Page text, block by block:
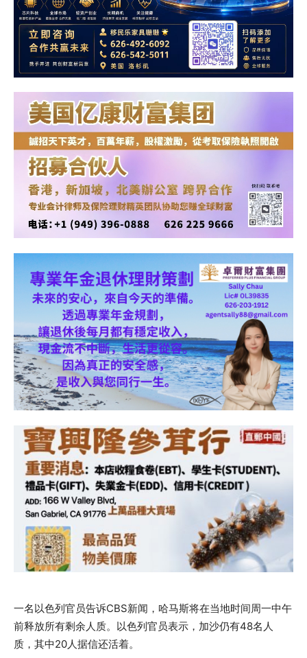
一名以色列官员告诉CBS新闻，哈马斯将在当地时间周一中午
前释放所有剩余人质。以色列官员表示，加沙仍有48名人
质，其中20人据信还活着。